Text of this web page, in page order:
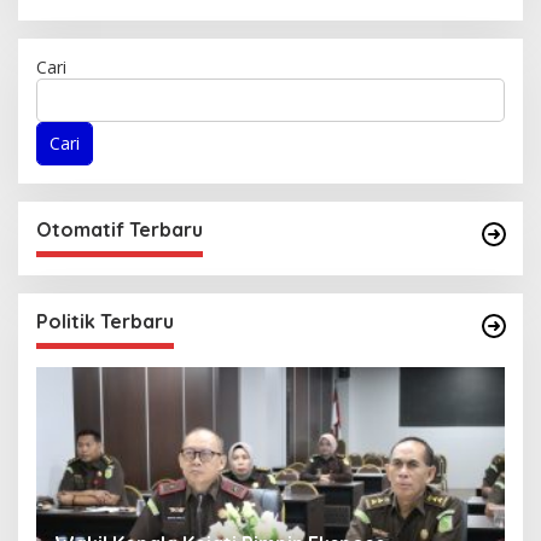
Cari
Cari
Otomatif Terbaru
Politik Terbaru